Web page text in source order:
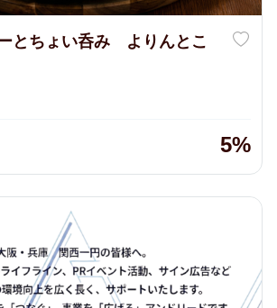
とちょい呑み よりんとこ
5%